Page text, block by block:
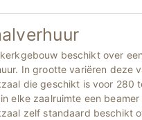
beschikt over
In grootte variëren deze
die geschikt is voor 280
elke zaalruimte een
zelf standaard beschikt